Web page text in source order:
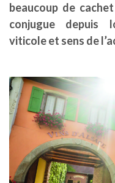
beaucoup de
conjugue depuis
viticole et sens de